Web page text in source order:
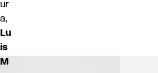
ur
a,
Lu
is
M